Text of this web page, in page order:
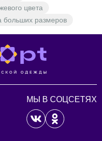
цвета
больших размеров
МЫ В СОЦСЕТЯХ